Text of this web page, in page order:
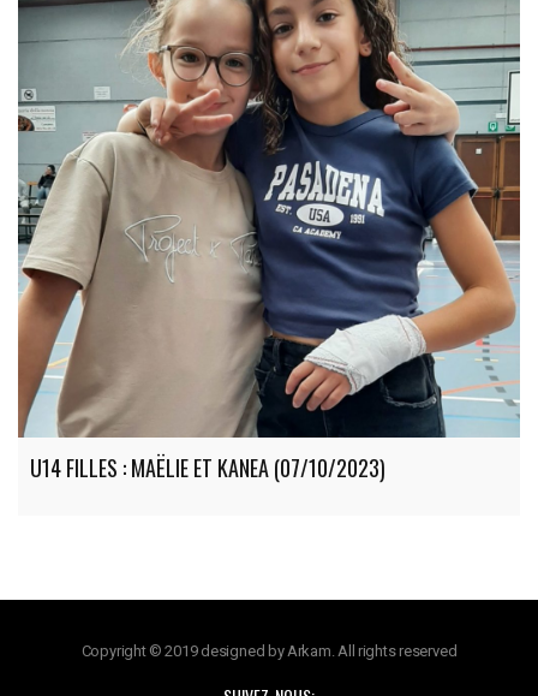
U14 FILLES : MAËLIE ET KANEA (07/10/2023)
Copyright © 2019 designed by Arkam. All rights reserved